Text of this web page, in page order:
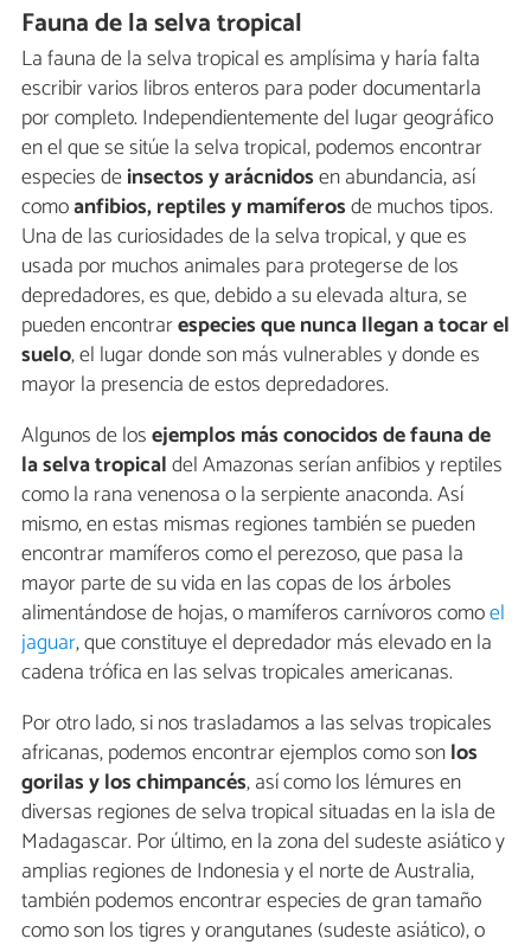
Fauna de la selva tropical
La fauna de la selva tropical es amplísima y haría falta
escribir varios libros enteros para poder documentarla
por completo. Independientemente del lugar geográfico
en el que se sitúe la selva tropical, podemos encontrar
especies deinsectos y arácnidosen abundancia, así
comoanfibios, reptiles y mamíferosde muchos tipos.
Una de las curiosidades de la selva tropical, y que es
usada por muchos animales para protegerse de los
depredadores, es que, debido a su elevada altura, se
pueden encontrarespecies que nunca llegan a tocar el
suelo, el lugar donde son más vulnerables y donde es
mayor la presencia de estos depredadores.
Algunos de losejemplos más conocidos de fauna de
la selva tropicaldel Amazonas serían anfibios y reptiles
como la rana venenosa o la serpiente anaconda. Así
mismo, en estas mismas regiones también se pueden
encontrar mamíferos como el perezoso, que pasa la
mayor parte de su vida en las copas de los árboles
alimentándose de hojas, o mamíferos carnívoros comoel
jaguar, que constituye el depredador más elevado en la
cadena trófica en las selvas tropicales americanas.
Por otro lado, si nos trasladamos a las selvas tropicales
africanas, podemos encontrar ejemplos como sonlos
gorilas y los chimpancés, así como los lémures en
diversas regiones de selva tropical situadas en la isla de
Madagascar. Por último, en la zona del sudeste asiático y
amplias regiones de Indonesia y el norte de Australia,
también podemos encontrar especies de gran tamaño
como son los tigres y orangutanes (sudeste asiático), o